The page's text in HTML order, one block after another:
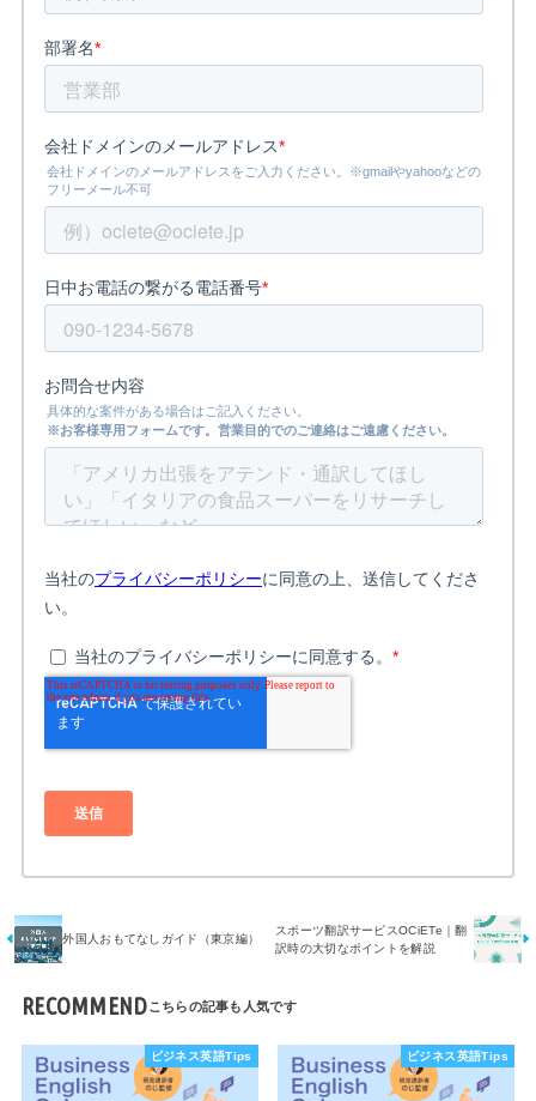
外国人おもてなしガイド（東京編）
スポーツ翻訳サービスOCiETe｜翻
訳時の大切なポイントを解説
RECOMMEND
ビジネス英語Tips ビジネス英語Tips